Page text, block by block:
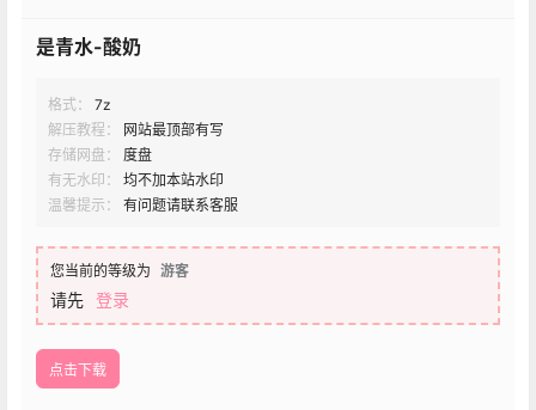
是青水-酸奶
格式：
7z
解压教程：
网站最顶部有写
存储网盘：
度盘
有无水印：
均不加本站水印
温馨提示：
有问题请联系客服
您当前的等级为 游客
请先 登录
点击下载